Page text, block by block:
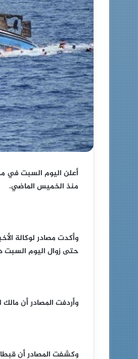
منذ الخميس الماضي.
وأكدت مصادر لوكالة
حتى زوال اليوم السبت
وأردفت المصادر أن
وكشفت المصادر أن